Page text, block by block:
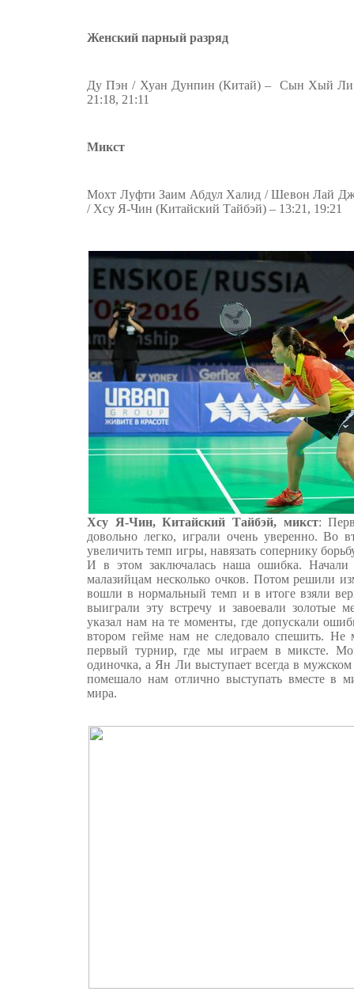
Женский парный разряд
Ду Пэн / Хуан Дунпин (Китай) – Сын Хый
21:18, 21:11
Микст
Мохт Луфти Заим Абдул Халид / Шевон Лай
/ Хсу Я-Чин (Китайский Тайбэй) – 13:21, 19:21
Хсу Я-Чин, Китайский Тайбэй, микст:
довольно легко, играли очень уверенно. Во
увеличить темп игры, навязать сопернику
И в этом заключалась наша ошибка. Начали
малазийцам несколько очков. Потом решили
вошли в нормальный темп и в итоге взяли
выиграли эту встречу и завоевали золотые
указал нам на те моменты, где допускали
втором гейме нам не следовало спешить. Не
первый турнир, где мы играем в миксте.
одиночка, а Ян Ли выступает всегда в
помешало нам отлично выступать вместе в
мира.